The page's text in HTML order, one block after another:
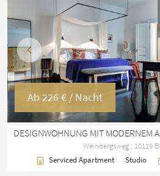
Vorherige
Ab 226 € / Nacht
Weinbergsweg , 10119
Serviced Apartment
Studio